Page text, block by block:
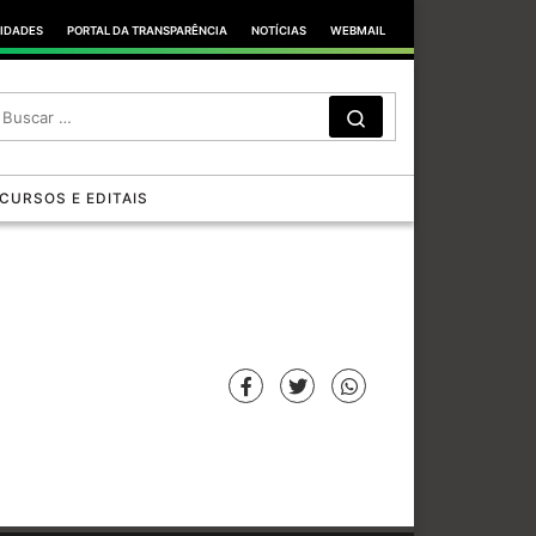
PORTAL DA TRANSPARÊNCIA NOTÍCIAS WEBMAIL
SEARCH
CURSOS E EDITAIS